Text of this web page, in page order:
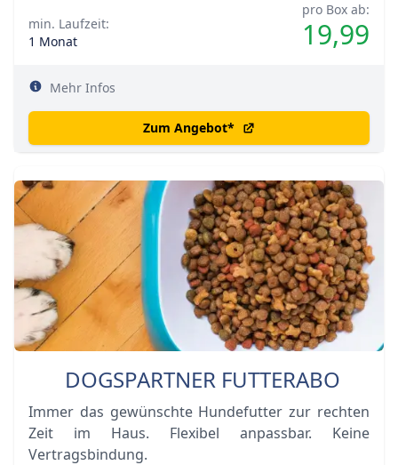
pro Box ab:
19,99
min. Laufzeit:
1 Monat
Mehr Infos
Zum Angebot*
DOGSPARTNER FUTTERABO
Immer das gewünschte Hundefutter zur rechten
Zeit im Haus. Flexibel anpassbar. Keine
Vertragsbindung.